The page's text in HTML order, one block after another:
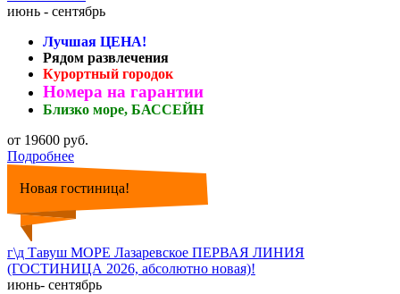
июнь - сентябрь
Лучшая ЦЕНА!
Рядом развлечения
Курортный городок
Номера на гарантии
Близко море, БАССЕЙН
от 19600 руб.
Подробнее
Новая гостиница!
г\д Тавуш МОРЕ Лазаревское ПЕРВАЯ ЛИНИЯ
(ГОСТИНИЦА 2026, абсолютно новая)!
июнь- сентябрь